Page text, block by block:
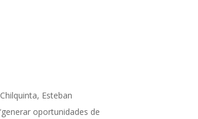
Esteban
oportunidades de